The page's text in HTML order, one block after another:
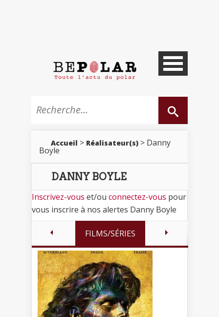
Accueil > Réalisateur(s) > Danny
Boyle
DANNY BOYLE
Inscrivez-vous et/ou connectez-vous pour
vous inscrire à nos alertes Danny Boyle
FILMS/SÉRIES